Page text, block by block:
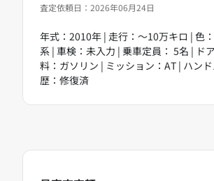
査定依頼日：2026年06月24日
年式：2010年 | 走行：～10万キロ | 色
系 | 車検：未入力 | 乗車定員： 5名 | ド
料：ガソリン | ミッション：AT | ハン
歴：修復済